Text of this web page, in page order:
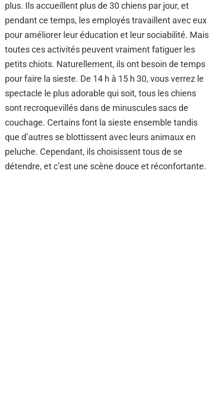
plus. Ils accueillent plus de 30 chiens par jour, et
pendant ce temps, les employés travaillent avec eux
pour améliorer leur éducation et leur sociabilité. Mais
toutes ces activités peuvent vraiment fatiguer les
petits chiots. Naturellement, ils ont besoin de temps
pour faire la sieste. De 14 h à 15 h 30, vous verrez le
spectacle le plus adorable qui soit, tous les chiens
sont recroquevillés dans de minuscules sacs de
couchage. Certains font la sieste ensemble tandis
que d’autres se blottissent avec leurs animaux en
peluche. Cependant, ils choisissent tous de se
détendre, et c’est une scène douce et réconfortante.